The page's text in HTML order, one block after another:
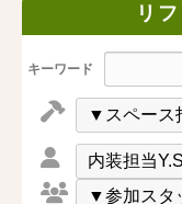
リ
キーワード